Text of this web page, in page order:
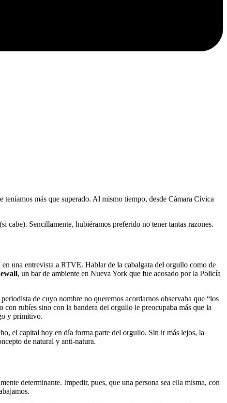
más que superado. Al mismo tiempo, desde Cámara Cívica
cabe). Sencillamente, hubiéramos preferido no tener tantas razones.
una entrevista a RTVE. Hablar de la cabalgata del orgullo como de
, un bar de ambiente en Nueva York que fue acosado por la Policía
de cuyo nombre no queremos acordarnos observaba que “los
rubíes sino con la bandera del orgullo le preocupaba más que la
y primitivo.
el capital hoy en día forma parte del orgullo. Sin ir más lejos, la
de natural y anti-natura.
determinante. Impedir, pues, que una persona sea ella misma, con